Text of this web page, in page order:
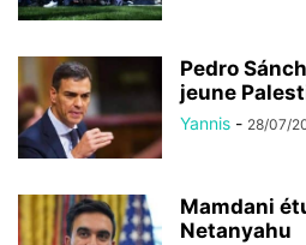
Pedro
jeune
Yannis - 28/07/
Mamdani
Netanyahu